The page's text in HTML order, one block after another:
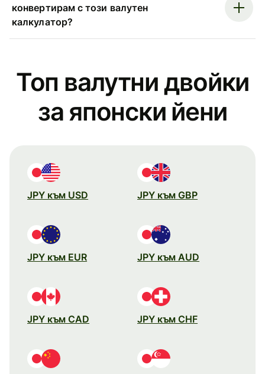
конвертирам с този валутен
калкулатор?
Топ валутни двойки
за японски йени
JPY към USD JPY към GBP
JPY към EUR JPY към AUD
JPY към CAD JPY към CHF